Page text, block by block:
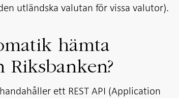
utländska valutan för vissa valutor).
hämta
Riksbanken?
ett REST API (Application